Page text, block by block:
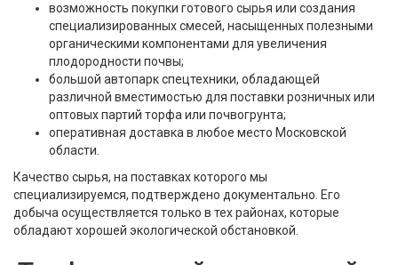
возможность покупки готового сырья или создания
специализированных смесей, насыщенных полезными
органическими компонентами для увеличения
плодородности почвы;
большой автопарк спецтехники, обладающей
различной вместимостью для поставки розничных или
оптовых партий торфа или почвогрунта;
оперативная доставка в любое место Московской
области.
Качество сырья, на поставках которого мы
специализируемся, подтверждено документально. Его
добыча осуществляется только в тех районах, которые
обладают хорошей экологической обстановкой.